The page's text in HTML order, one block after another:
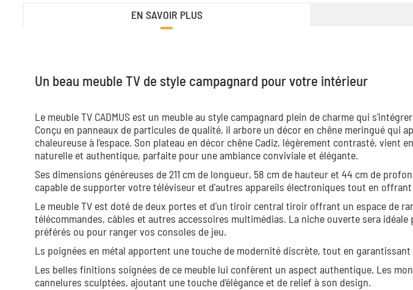
EN SAVOIR PLUS
Un beau meuble TV de style campagnard pour votre intérieur
Le meuble TV CADMUS est un meuble au style campagnard plein de charme qui
Conçu en panneaux de particules de qualité, il arbore un décor en chêne meringué qui
chaleureuse à l’espace. Son plateau en décor chêne Cadiz, légèrement contrasté, vient
naturelle et authentique, parfaite pour une ambiance conviviale et élégante.
Ses dimensions généreuses de 211 cm de longueur, 58 cm de hauteur et 44 cm de
capable de supporter votre téléviseur et d'autres appareils électroniques tout en
Le meuble TV est doté de deux portes et d'un tiroir central tiroir offrant un espace de
télécommandes, câbles et autres accessoires multimédias. La niche ouverte sera
préférés ou pour ranger vos consoles de jeu.
Ls poignées en métal apportent une touche de modernité discrète, tout en garantissant
Les belles finitions soignées de ce meuble lui confèrent un aspect authentique. Les
cannelures sculptées, ajoutant une touche d’élégance et de relief à son design.